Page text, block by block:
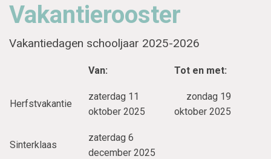
Vakantierooster
Vakantiedagen schooljaar 2025-2026
Van: Tot en met:
Herfstvakantie
zaterdag 11
oktober 2025
zondag 19
oktober 2025
Sinterklaas
zaterdag 6
december 2025